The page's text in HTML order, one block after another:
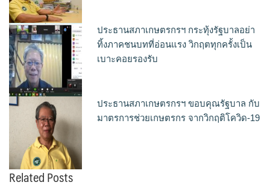
ประธานสภาเกษตรกรฯ กระทุ้งรัฐบาลอย่า
ทิ้งภาคชนบทที่อ่อนแรง วิกฤตทุกครั้งเป็น
เบาะคอยรองรับ
ประธานสภาเกษตรกรฯ ขอบคุณรัฐบาล กับ
มาตรการช่วยเกษตรกร จากวิกฤติโควิด-19
Related Posts